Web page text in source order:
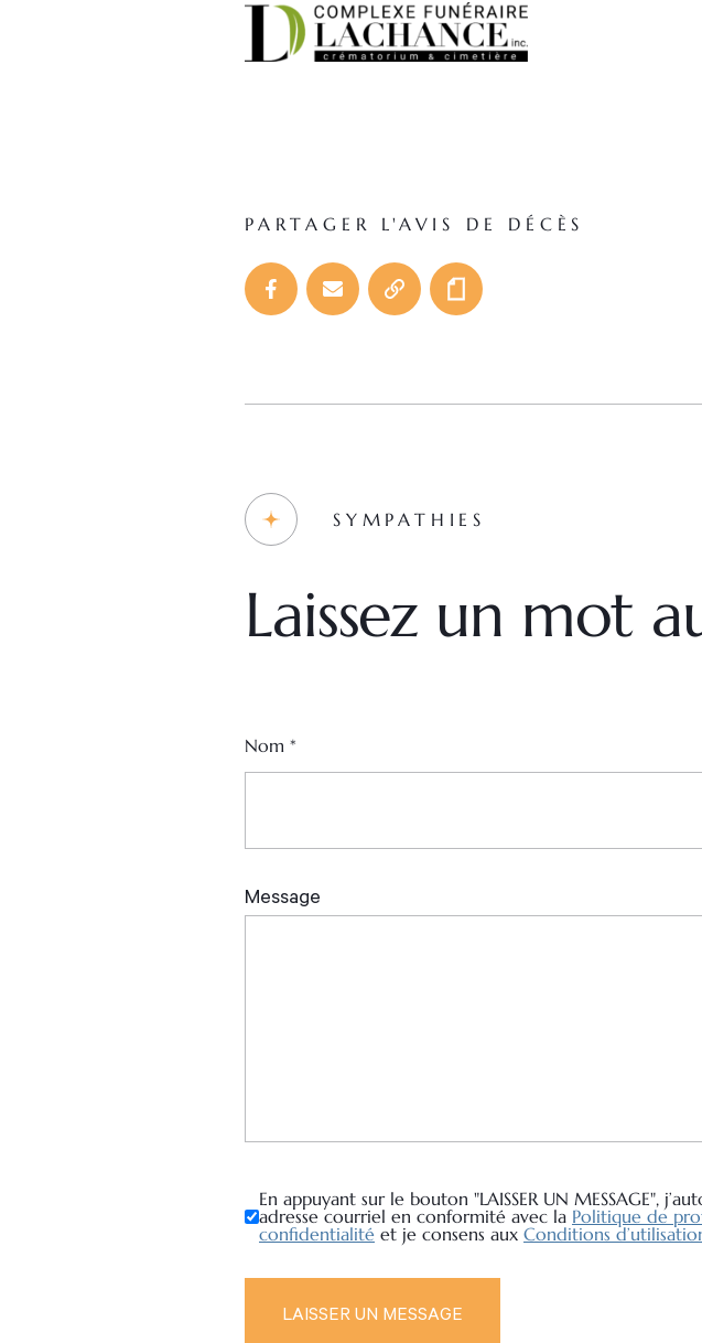
PARTAGER L'AVIS DE DÉCÈS
SYMPATHIES
Laissez un mot
En appuyant sur le bouton "LAISSER UN MESSAGE",
adresse courriel en conformité avec la Politique de
confidentialité et je consens aux Conditions
Nom *